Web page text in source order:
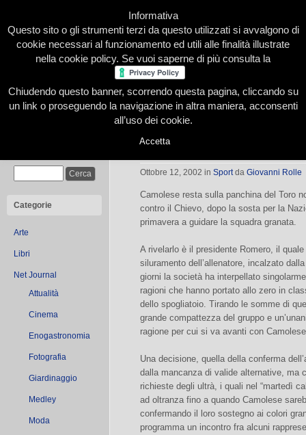
Home Presentazione Redazione Le nostre firme
Categorie
Arte
Libri
Net Journal
Attualità
Cinema
Enogastronomia
Fotografia
Giardinaggio
Medley
Moda
Toro, avanti con Camolese
Ottobre 12, 2002 in Sportda Giovanni Rolle
Camolese resta sulla panchina del Toro
contro il Chievo, dopo la sosta per la
primavera a guidare la squadra granata.
A rivelarlo è il presidente Romero, il
siluramento dell’allenatore, incalzato
giorni la società ha interpellato
ragioni che hanno portato allo zero in
dello spogliatoio. Tirando le somme di
grande compattezza del gruppo e
ragione per cui si va avanti con
Una decisione, quella della conferma
dalla mancanza di valide alternative, ma
richieste degli ultrà, i quali nel “martedì
ad oltranza fino a quando Camolese
confermando il loro sostegno ai colori
programma un incontro fra alcuni
Informativa
Questo sito o gli strumenti terzi da questo utilizzati si avvalgono di
cookie necessari al funzionamento ed utili alle finalità illustrate
nella cookie policy. Se vuoi saperne di più consulta la
Chiudendo questo banner, scorrendo questa pagina, cliccando su
un link o proseguendo la navigazione in altra maniera, acconsenti
all’uso dei cookie.
Accetta